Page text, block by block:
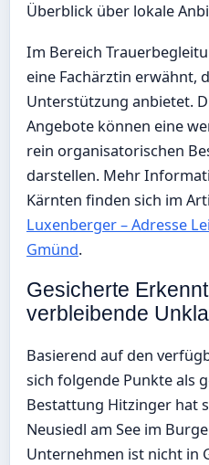
Überblick über lokale
Im Bereich
eine Fachärztin erwähnt,
Unterstützung anbietet.
Angebote können eine
rein organisatorischen
darstellen. Mehr
Kärnten finden sich im
Luxenberger – Adresse
Gmünd.
Gesicherte
verbleibende
Basierend auf den
sich folgende Punkte als
Bestattung Hitzinger hat
Neusiedl am See im
Unternehmen ist nicht in